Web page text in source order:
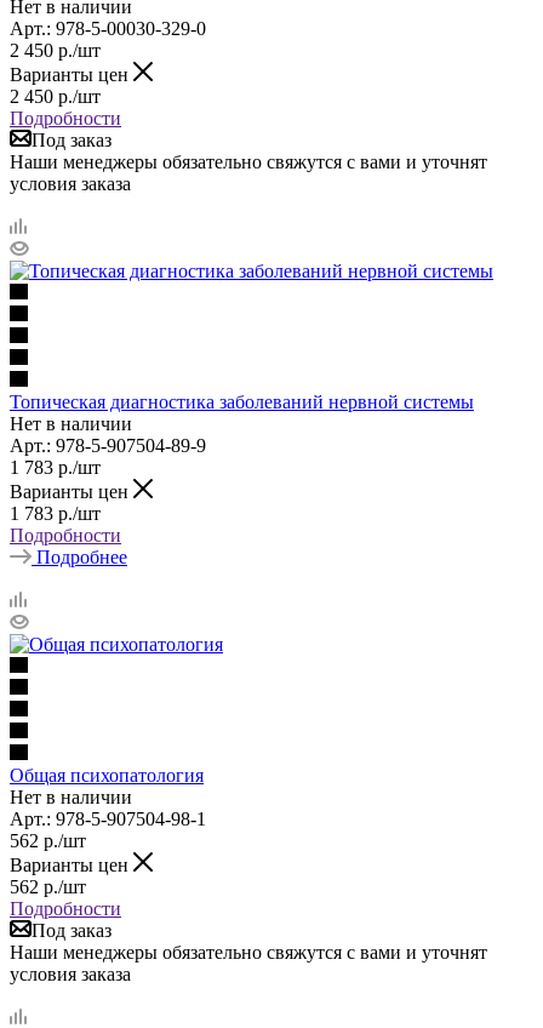
Нет в наличии
Арт.: 978-5-00030-329-0
2 450 р./шт
Варианты цен
2 450 р./шт
Подробности
Под заказ
Наши менеджеры обязательно свяжутся с вами и уточнят
условия заказа
Топическая диагностика заболеваний нервной системы
Нет в наличии
Арт.: 978-5-907504-89-9
1 783 р./шт
Варианты цен
1 783 р./шт
Подробности
Подробнее
Общая психопатология
Нет в наличии
Арт.: 978-5-907504-98-1
562 р./шт
Варианты цен
562 р./шт
Подробности
Под заказ
Наши менеджеры обязательно свяжутся с вами и уточнят
условия заказа